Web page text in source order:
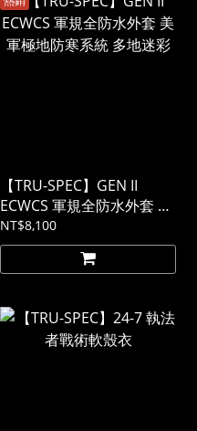
【TRU-SPEC】GEN II
ECWCS 軍規全防水外套 美
軍極地防寒系統 多地迷彩
NT$8,100